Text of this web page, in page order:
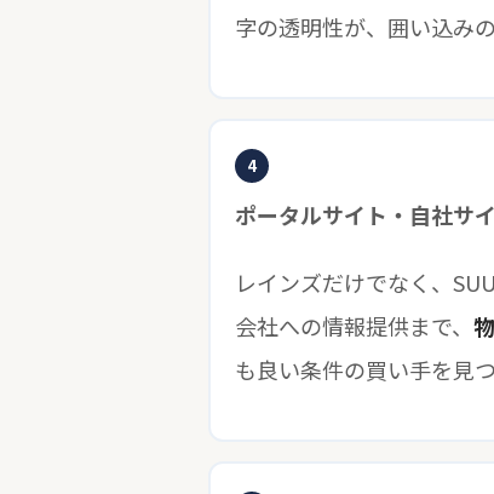
字の透明性が、囲い込み
4
ポータルサイト・自社サ
レインズだけでなく、
会社への情報提供まで、
も良い条件の買い手を見